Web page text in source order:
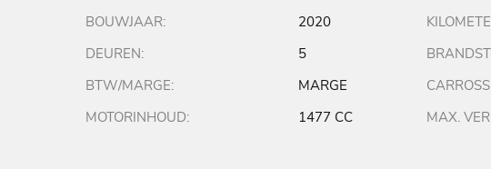
BOUWJAAR:
2020
DEUREN:
5
BTW/MARGE:
MARGE
MOTORINHOUD:
1477 CC
MAX.